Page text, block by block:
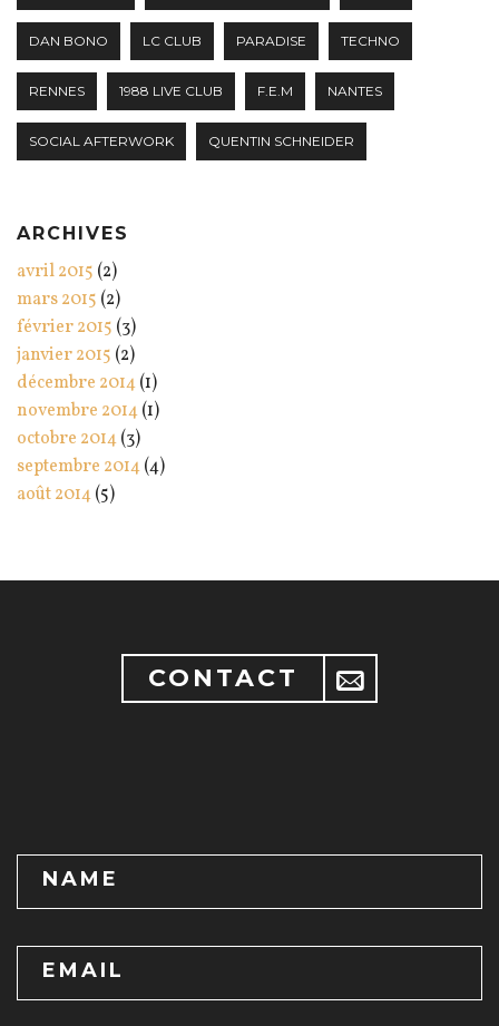
DAN BONO LC CLUB PARADISE TECHNO
RENNES 1988 LIVE CLUB F.E.M NANTES
SOCIAL AFTERWORK QUENTIN SCHNEIDER
ARCHIVES
avril 2015 (2)
mars 2015 (2)
février 2015 (3)
janvier 2015 (2)
décembre 2014(1)
novembre 2014(1)
octobre 2014(3)
septembre 2014(4)
août 2014(5)
CONTACT
NAME
EMAIL